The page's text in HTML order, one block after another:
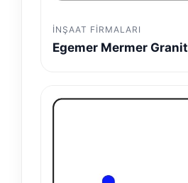
İNŞAAT FIRMALARI
Egemer Mermer Granit